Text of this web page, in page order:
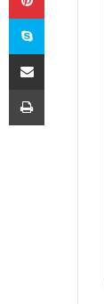
Skype
E-Posta ile paylaş